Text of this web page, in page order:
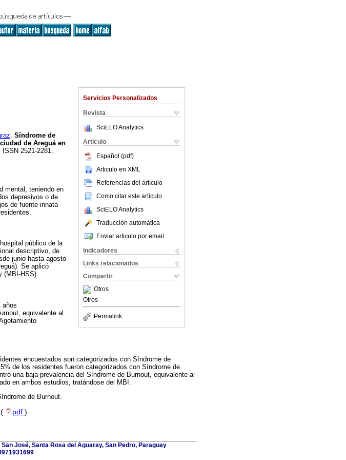
Servicios Personalizados
Revista
SciELO Analytics
Articulo
Español (pdf)
Articulo en XML
Referencias del artículo
Como citar este artículo
SciELO Analytics
Traducción automática
Enviar articulo por email
Indicadores
Links relacionados
Compartir
Otros
Otros
Permalink
. Síndrome de
de Areguá en
2521-2281.
mental, teniendo en
depresivos o de
de fuente innata
público de la
descriptivo, de
junio hasta agosto
Se aplicó
(MBI-HSS).
años
equivalente al
encuestados son categorizados con Síndrome de
de los residentes fueron categorizados con Síndrome de
una baja prevalencia del Síndrome de Burnout, equivalente al
en ambos estudios, tratándose del MBI.
de Burnout.
pdf )
José, Santa Rosa del Aguaray, San Pedro, Paraguay